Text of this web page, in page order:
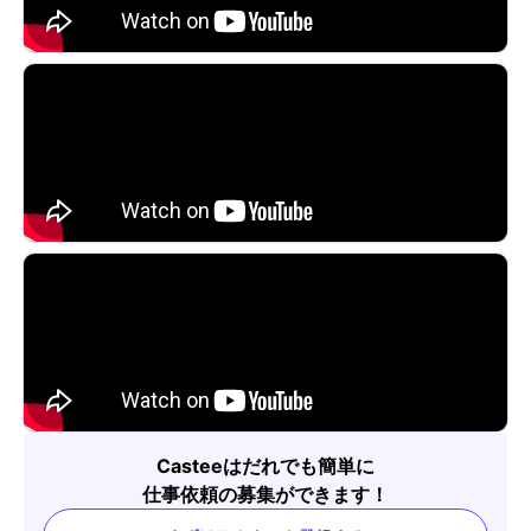
Casteeはだれでも簡単に
仕事依頼の募集ができます！